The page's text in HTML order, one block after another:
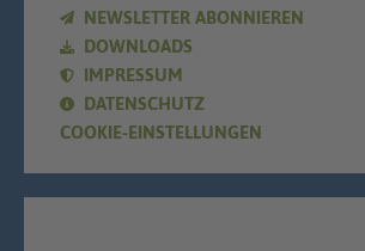
NEWSLETTER ABONNIEREN
DOWNLOADS
IMPRESSUM
DATENSCHUTZ
COOKIE-EINSTELLUNGEN